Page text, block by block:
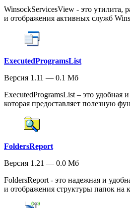
WinsockServicesView - это утилита,
и отображения активных служб
ExecutedProgramsList
Версия 1.11 — 0.1 Мб
ExecutedProgramsList – это удобная
которая предоставляет полезную
FoldersReport
Версия 1.21 — 0.0 Мб
FoldersReport - это надежная и
и отображения структуры папок на